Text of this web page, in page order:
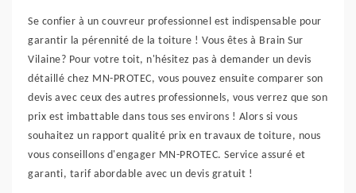
Se confier à un couvreur professionnel est indispensable pour
garantir la pérennité de la toiture ! Vous êtes à Brain Sur
Vilaine? Pour votre toit, n'hésitez pas à demander un devis
détaillé chez MN-PROTEC, vous pouvez ensuite comparer son
devis avec ceux des autres professionnels, vous verrez que son
prix est imbattable dans tous ses environs ! Alors si vous
souhaitez un rapport qualité prix en travaux de toiture, nous
vous conseillons d'engager MN-PROTEC. Service assuré et
garanti, tarif abordable avec un devis gratuit !